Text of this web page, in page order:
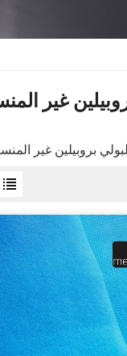
غير